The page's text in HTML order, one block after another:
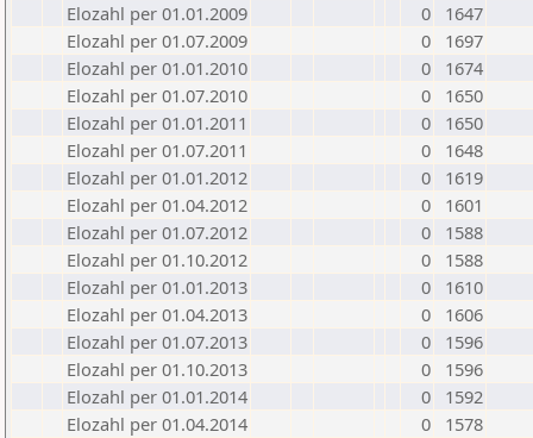
Elozahl per 01.01.2009
0
1647
Elozahl per 01.07.2009
0
1697
Elozahl per 01.01.2010
0
1674
Elozahl per 01.07.2010
0
1650
Elozahl per 01.01.2011
0
1650
Elozahl per 01.07.2011
0
1648
Elozahl per 01.01.2012
0
1619
Elozahl per 01.04.2012
0
1601
Elozahl per 01.07.2012
0
1588
Elozahl per 01.10.2012
0
1588
Elozahl per 01.01.2013
0
1610
Elozahl per 01.04.2013
0
1606
Elozahl per 01.07.2013
0
1596
Elozahl per 01.10.2013
0
1596
Elozahl per 01.01.2014
0
1592
Elozahl per 01.04.2014
0
1578